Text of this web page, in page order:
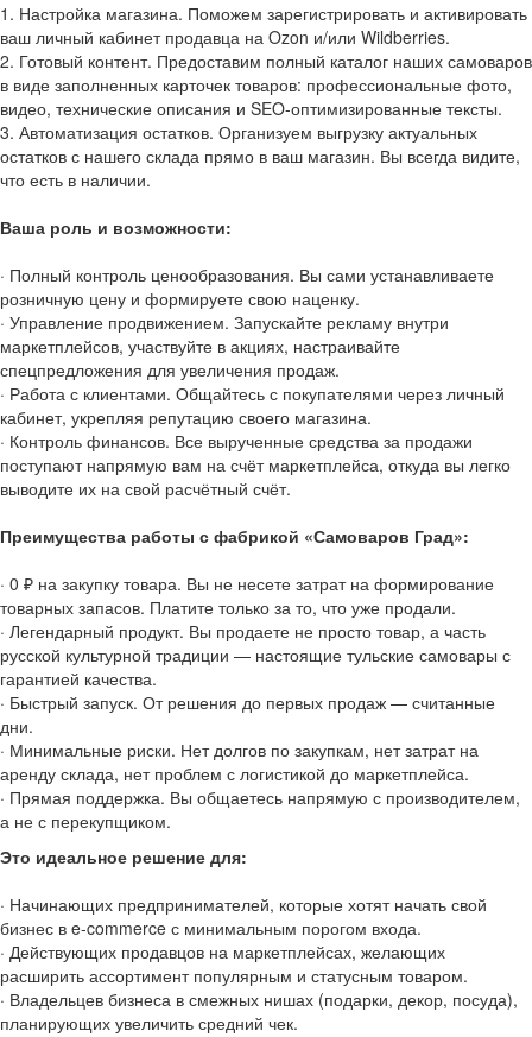
1. Настройка магазина. Поможем зарегистрировать и активировать
ваш личный кабинет продавца на Ozon и/или Wildberries.
2. Готовый контент. Предоставим полный каталог наших самоваров
в виде заполненных карточек товаров: профессиональные фото,
видео, технические описания и SEO-оптимизированные тексты.
3. Автоматизация остатков. Организуем выгрузку актуальных
остатков с нашего склада прямо в ваш магазин. Вы всегда видите,
что есть в наличии.
Ваша роль и возможности:
· Полный контроль ценообразования. Вы сами устанавливаете
розничную цену и формируете свою наценку.
· Управление продвижением. Запускайте рекламу внутри
маркетплейсов, участвуйте в акциях, настраивайте
спецпредложения для увеличения продаж.
· Работа с клиентами. Общайтесь с покупателями через личный
кабинет, укрепляя репутацию своего магазина.
· Контроль финансов. Все вырученные средства за продажи
поступают напрямую вам на счёт маркетплейса, откуда вы легко
выводите их на свой расчётный счёт.
Преимущества работы с фабрикой «Самоваров Град»:
· 0 ₽ на закупку товара. Вы не несете затрат на формирование
товарных запасов. Платите только за то, что уже продали.
· Легендарный продукт. Вы продаете не просто товар, а часть
русской культурной традиции — настоящие тульские самовары с
гарантией качества.
· Быстрый запуск. От решения до первых продаж — считанные
дни.
· Минимальные риски. Нет долгов по закупкам, нет затрат на
аренду склада, нет проблем с логистикой до маркетплейса.
· Прямая поддержка. Вы общаетесь напрямую с производителем,
а не с перекупщиком.
Это идеальное решение для:
· Начинающих предпринимателей, которые хотят начать свой
бизнес в e-commerce с минимальным порогом входа.
· Действующих продавцов на маркетплейсах, желающих
расширить ассортимент популярным и статусным товаром.
· Владельцев бизнеса в смежных нишах (подарки, декор, посуда),
планирующих увеличить средний чек.